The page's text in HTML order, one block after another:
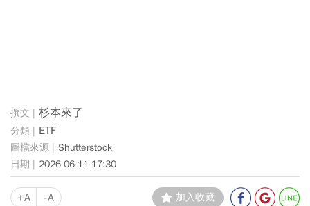
杉本來了
ETF
Shutterstock
2026-06-11 17:30
+A -A 加入收藏